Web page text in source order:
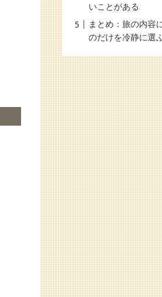
いことがある
まとめ：旅の内容
のだけを冷静に選